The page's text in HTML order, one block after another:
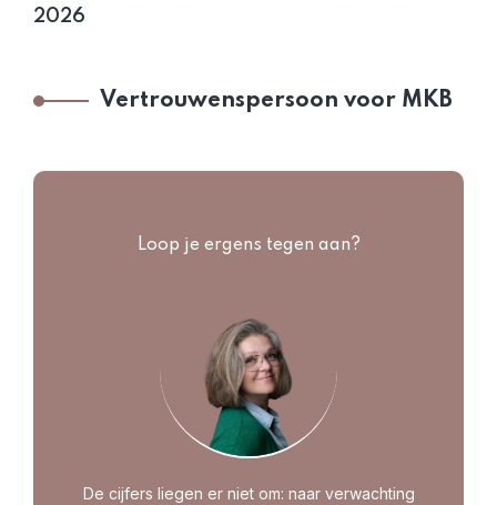
2026
Vertrouwenspersoon voor MKB
Loop je ergens tegen aan?
De cijfers liegen er niet om: naar verwachting